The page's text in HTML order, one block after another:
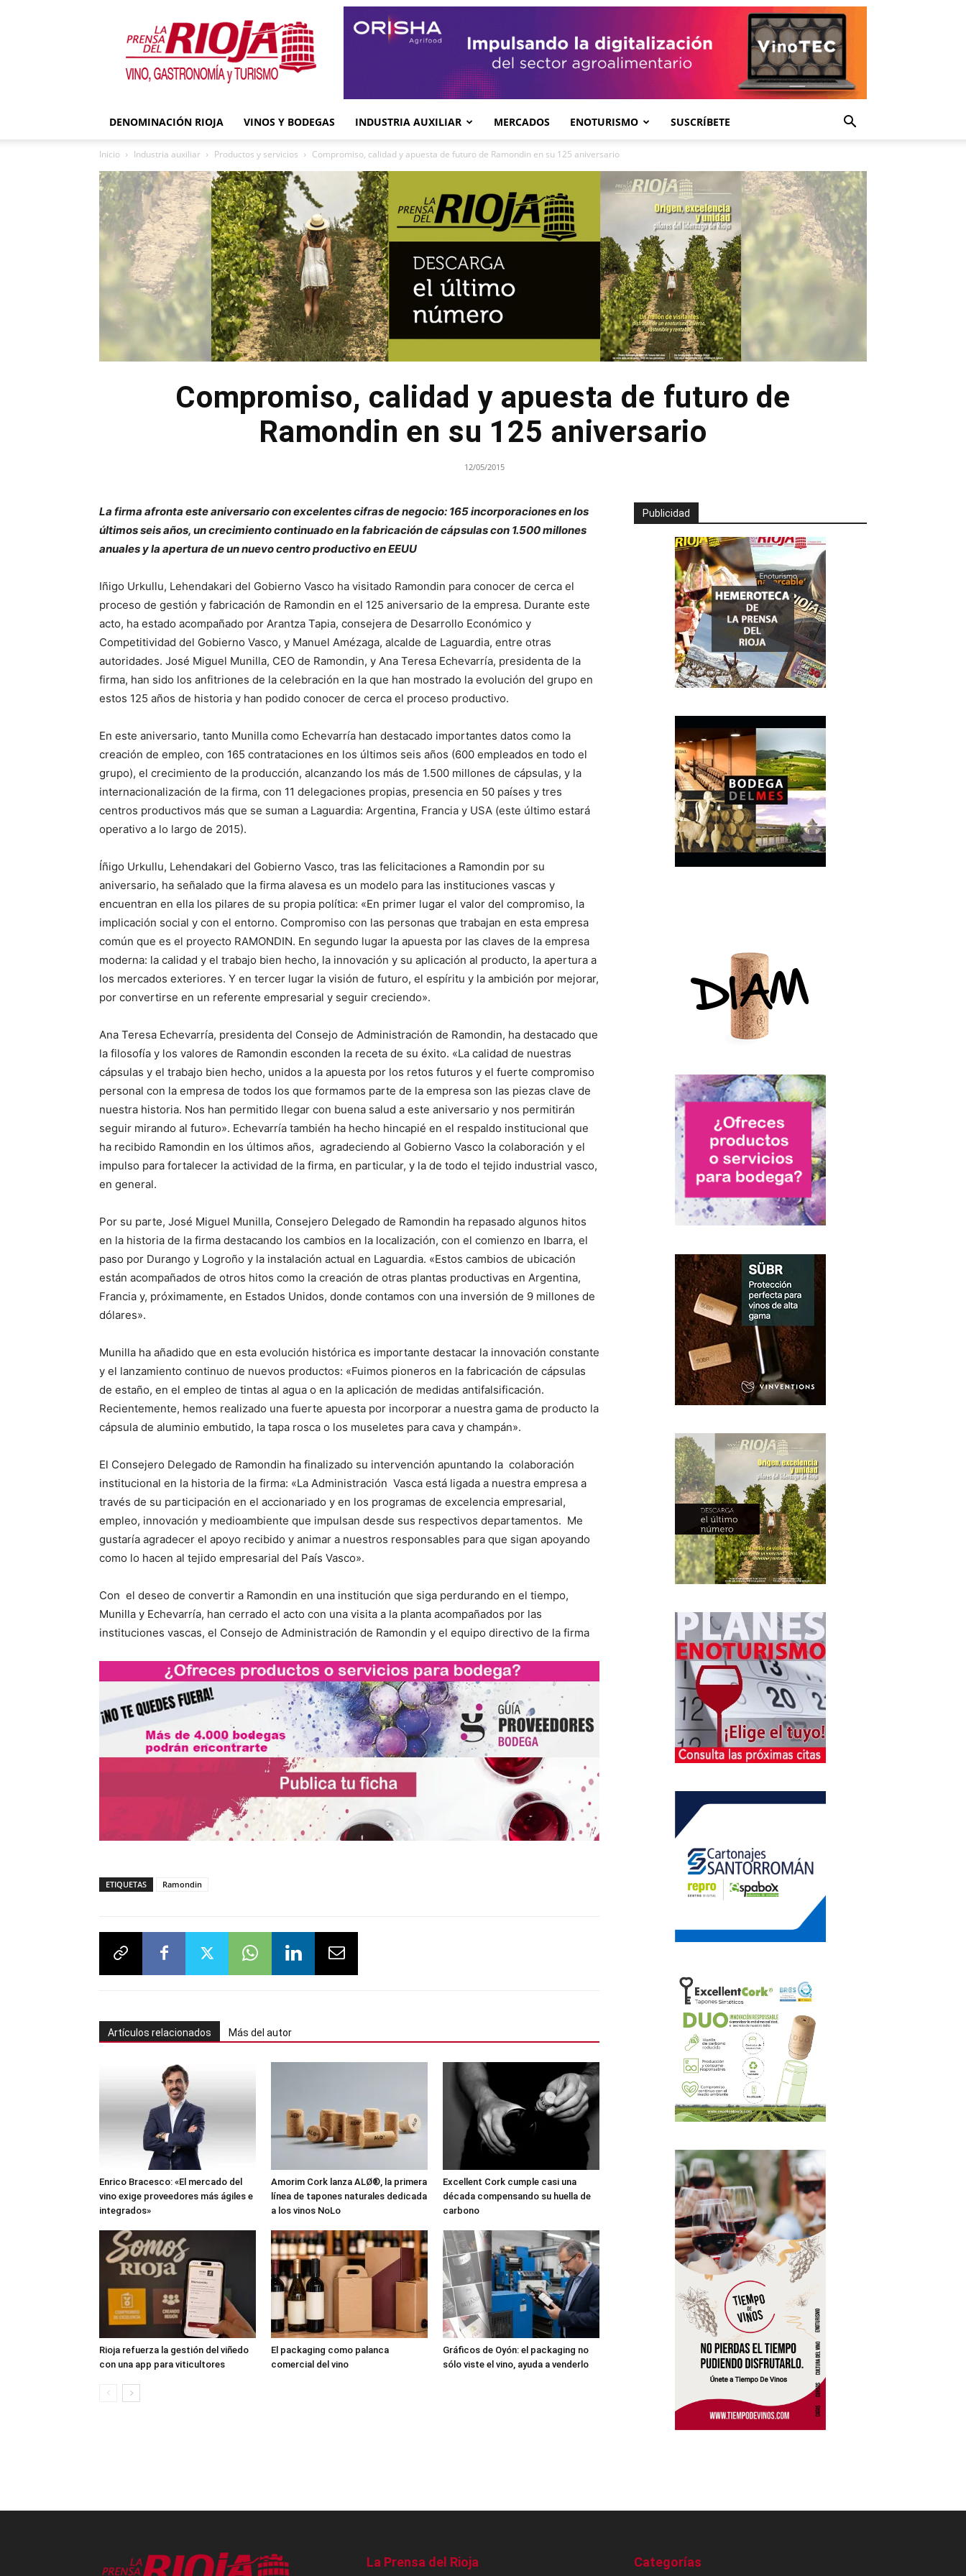
La
Prensa
del
Rioja
DENOMINACIÓN RIOJA VINOS Y BODEGAS INDUSTRIA AUXILIAR MERCADOS ENOTURISMO SUSCRÍBETE
Inicio Industria auxiliar Productos y servicios Compromiso, calidad y apuesta de futuro de Ramondin en su 125 aniversario
Compromiso, calidad y apuesta de futuro de
Ramondin en su 125 aniversario
12/05/2015
La firma afronta este aniversario con excelentes cifras de negocio: 165 incorporaciones en los
últimos seis años, un crecimiento continuado en la fabricación de cápsulas con 1.500 millones
anuales y la apertura de un nuevo centro productivo en EEUU
Iñigo Urkullu, Lehendakari del Gobierno Vasco ha visitado Ramondin para conocer de cerca el
proceso de gestión y fabricación de Ramondin en el 125 aniversario de la empresa. Durante este
acto, ha estado acompañado por Arantza Tapia, consejera de Desarrollo Económico y
Competitividad del Gobierno Vasco, y Manuel Amézaga, alcalde de Laguardia, entre otras
autoridades. José Miguel Munilla, CEO de Ramondin, y Ana Teresa Echevarría, presidenta de la
firma, han sido los anfitriones de la celebración en la que han mostrado la evolución del grupo en
estos 125 años de historia y han podido conocer de cerca el proceso productivo.
En este aniversario, tanto Munilla como Echevarría han destacado importantes datos como la
creación de empleo, con 165 contrataciones en los últimos seis años (600 empleados en todo el
grupo), el crecimiento de la producción, alcanzando los más de 1.500 millones de cápsulas, y la
internacionalización de la firma, con 11 delegaciones propias, presencia en 50 países y tres
centros productivos más que se suman a Laguardia: Argentina, Francia y USA (este último estará
operativo a lo largo de 2015).
Íñigo Urkullu, Lehendakari del Gobierno Vasco, tras las felicitaciones a Ramondin por su
aniversario, ha señalado que la firma alavesa es un modelo para las instituciones vascas y
encuentran en ella los pilares de su propia política: «En primer lugar el valor del compromiso, la
implicación social y con el entorno. Compromiso con las personas que trabajan en esta empresa
común que es el proyecto RAMONDIN. En segundo lugar la apuesta por las claves de la empresa
moderna: la calidad y el trabajo bien hecho, la innovación y su aplicación al producto, la apertura a
los mercados exteriores. Y en tercer lugar la visión de futuro, el espíritu y la ambición por mejorar,
por convertirse en un referente empresarial y seguir creciendo».
Ana Teresa Echevarría, presidenta del Consejo de Administración de Ramondin, ha destacado que
la filosofía y los valores de Ramondin esconden la receta de su éxito. «La calidad de nuestras
cápsulas y el trabajo bien hecho, unidos a la apuesta por los retos futuros y el fuerte compromiso
personal con la empresa de todos los que formamos parte de la empresa son las piezas clave de
nuestra historia. Nos han permitido llegar con buena salud a este aniversario y nos permitirán
seguir mirando al futuro». Echevarría también ha hecho hincapié en el respaldo institucional que
ha recibido Ramondin en los últimos años, agradeciendo al Gobierno Vasco la colaboración y el
impulso para fortalecer la actividad de la firma, en particular, y la de todo el tejido industrial vasco,
en general.
Por su parte, José Miguel Munilla, Consejero Delegado de Ramondin ha repasado algunos hitos
en la historia de la firma destacando los cambios en la localización, con el comienzo en Ibarra, el
paso por Durango y Logroño y la instalación actual en Laguardia. «Estos cambios de ubicación
están acompañados de otros hitos como la creación de otras plantas productivas en Argentina,
Francia y, próximamente, en Estados Unidos, donde contamos con una inversión de 9 millones de
dólares».
Munilla ha añadido que en esta evolución histórica es importante destacar la innovación constante
y el lanzamiento continuo de nuevos productos: «Fuimos pioneros en la fabricación de cápsulas
de estaño, en el empleo de tintas al agua o en la aplicación de medidas antifalsificación.
Recientemente, hemos realizado una fuerte apuesta por incorporar a nuestra gama de producto la
cápsula de aluminio embutido, la tapa rosca o los museletes para cava y champán».
El Consejero Delegado de Ramondin ha finalizado su intervención apuntando la colaboración
institucional en la historia de la firma: «La Administración Vasca está ligada a nuestra empresa a
través de su participación en el accionariado y en los programas de excelencia empresarial,
empleo, innovación y medioambiente que impulsan desde sus respectivos departamentos. Me
gustaría agradecer el apoyo recibido y animar a nuestros responsables para que sigan apoyando
como lo hacen al tejido empresarial del País Vasco».
Con el deseo de convertir a Ramondin en una institución que siga perdurando en el tiempo,
Munilla y Echevarría, han cerrado el acto con una visita a la planta acompañados por las
instituciones vascas, el Consejo de Administración de Ramondin y el equipo directivo de la firma
ETIQUETAS Ramondin
Artículos relacionados Más del autor
Enrico Bracesco: «El mercado del
vino exige proveedores más ágiles e
integrados»
Amorim Cork lanza ALØ®, la primera
línea de tapones naturales dedicada
a los vinos NoLo
Excellent Cork cumple casi una
década compensando su huella de
carbono
Rioja refuerza la gestión del viñedo
con una app para viticultores
El packaging como palanca
comercial del vino
Gráficos de Oyón: el packaging no
sólo viste el vino, ayuda a venderlo
Publicidad
La Prensa del Rioja Categorías